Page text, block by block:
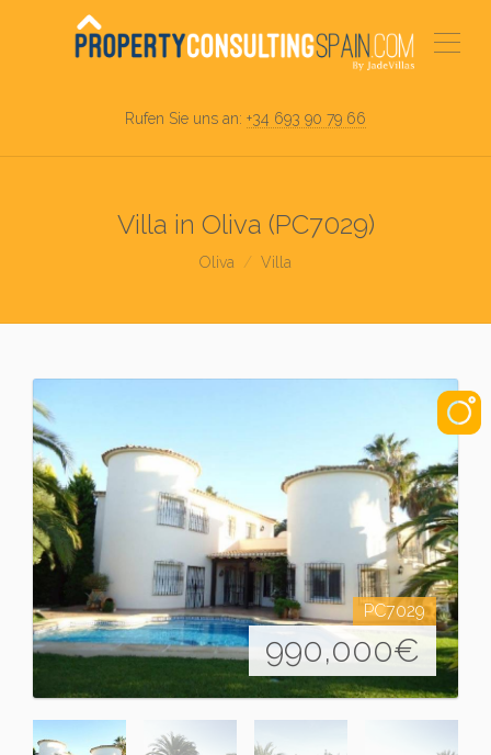
Rufen Sie uns an: +34 693 90 79 66
Villa in Oliva (PC7029)
Oliva Villa
PC7029
990,000€